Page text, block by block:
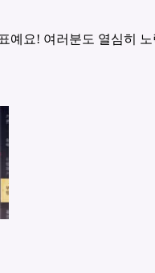
예요! 여러분도 열심히